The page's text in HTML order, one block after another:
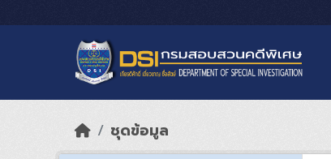
ชุดข้อมูล